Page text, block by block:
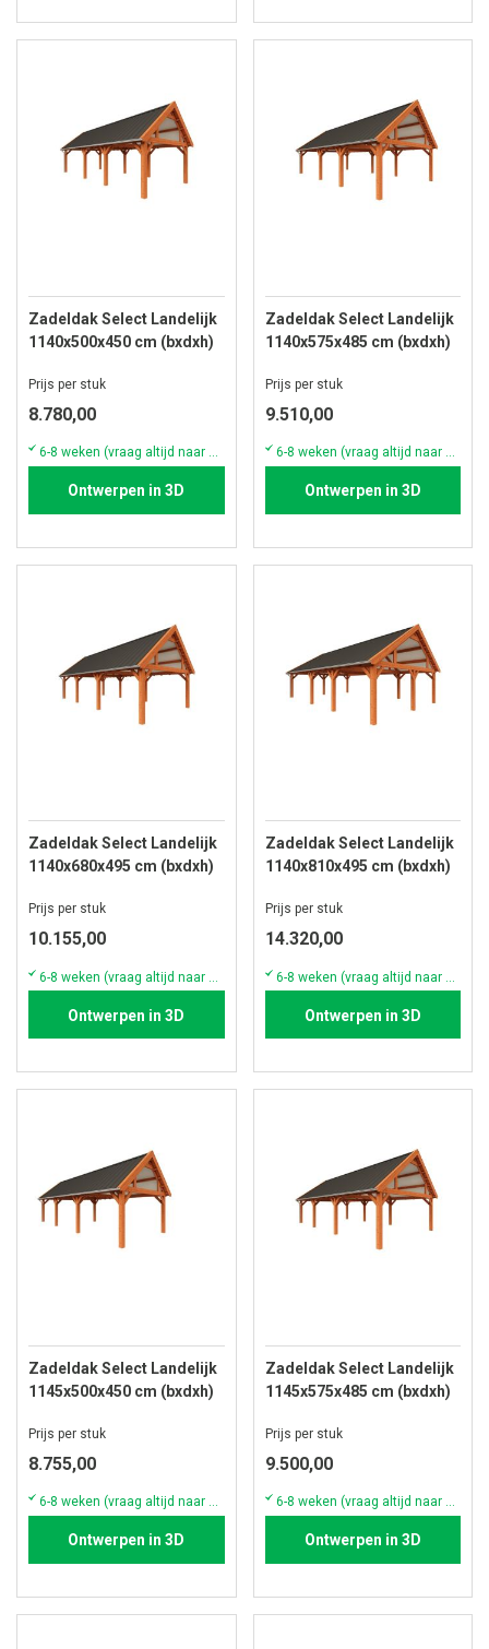
Zadeldak Select Landelijk
1140x500x450 cm (bxdxh)
Prijs per stuk
8.780,00
6-8 weken (vraag altijd naar de actuele voorraad & levertijd)
Ontwerpen in 3D
Zadeldak Select Landelijk
1140x575x485 cm (bxdxh)
Prijs per stuk
9.510,00
6-8 weken (vraag altijd naar de actuele voorraad & levertijd)
Ontwerpen in 3D
Zadeldak Select Landelijk
1140x680x495 cm (bxdxh)
Prijs per stuk
10.155,00
Ontwerpen in 3D
Zadeldak Select Landelijk
1140x810x495 cm (bxdxh)
Prijs per stuk
14.320,00
Ontwerpen in 3D
Zadeldak Select Landelijk
1145x500x450 cm (bxdxh)
Prijs per stuk
8.755,00
6-8 weken (vraag altijd naar de actuele voorraad & levertijd)
Ontwerpen in 3D
Zadeldak Select Landelijk
1145x575x485 cm (bxdxh)
Prijs per stuk
9.500,00
6-8 weken (vraag altijd naar de actuele voorraad & levertijd)
Ontwerpen in 3D